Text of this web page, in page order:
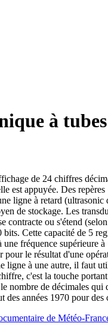
à
de 24 chiffres
est appuyée. Des
ligne à retard
de stockage. Les
contracte ou s'étend
bits. Cette capacité de 5
une fréquence
le résultat d'une
ligne à une autre, il faut
c'est la touche
nombre de décimales
années 1970 pour
de Météo-